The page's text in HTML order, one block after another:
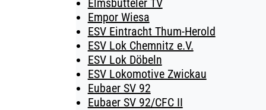
Elmsbütteler TV
Empor Wiesa
ESV Eintracht Thum-Herold
ESV Lok Chemnitz e.V.
ESV Lok Döbeln
ESV Lokomotive Zwickau
Eubaer SV 92
Eubaer SV 92/CFC II